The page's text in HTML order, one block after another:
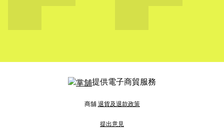
提供電子商貿服務
商舖 退貨及退款政策
提出意見